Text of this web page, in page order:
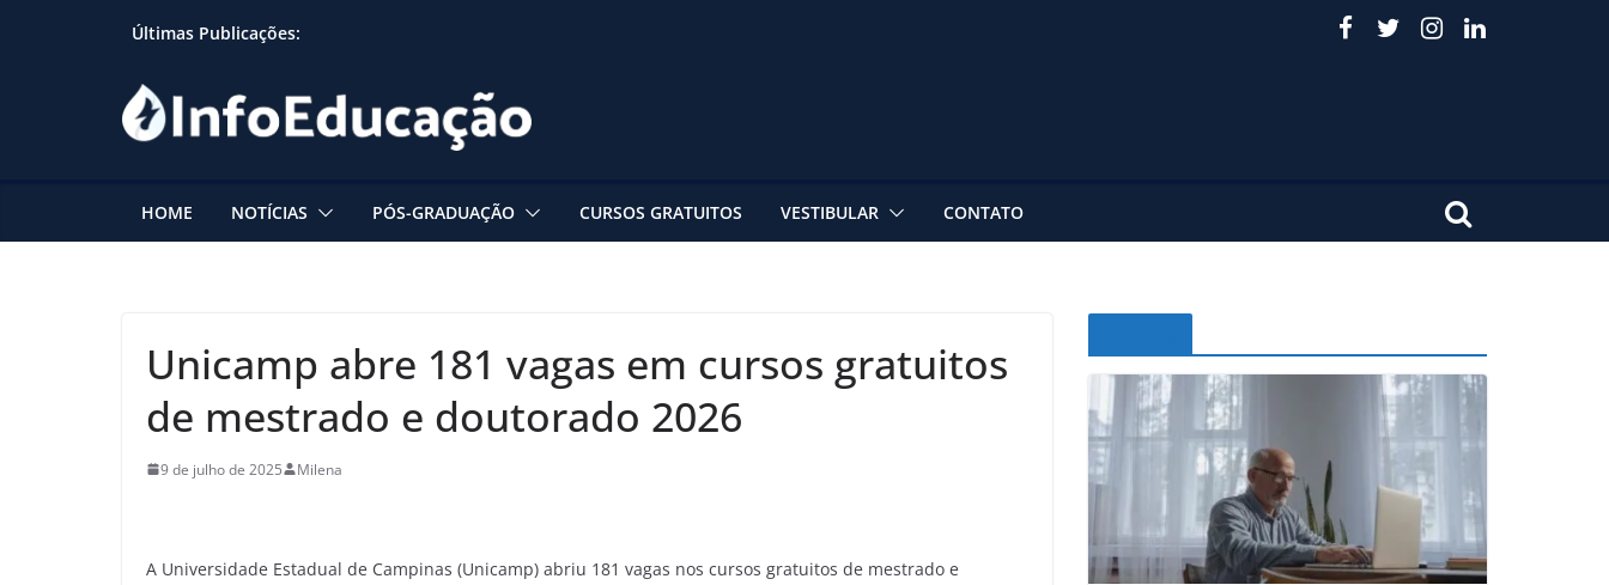
Últimas Publicações:
HOME NOTÍCIAS PÓS-GRADUAÇÃO CURSOS GRATUITOS VESTIBULAR CONTATO
Unicamp abre 181 vagas em cursos gratuitos
de mestrado e doutorado 2026
9 de julho de 2025 Milena
A Universidade Estadual de Campinas (Unicamp) abriu 181 vagas nos cursos gratuitos de mestrado e